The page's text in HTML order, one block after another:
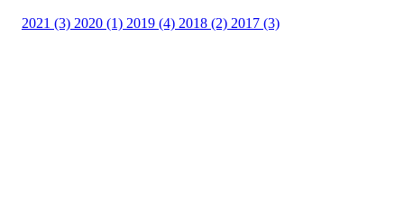
2021 (3) 2020 (1) 2019 (4) 2018 (2) 2017 (3)